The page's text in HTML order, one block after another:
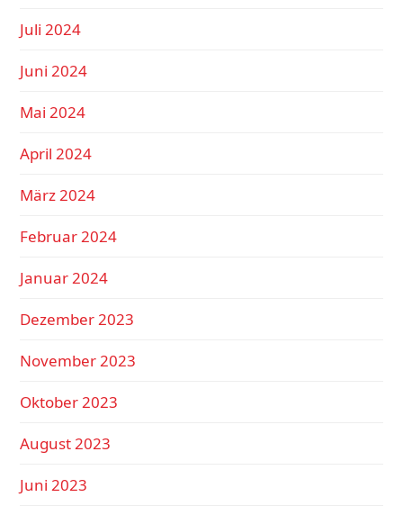
Juli 2024
Juni 2024
Mai 2024
April 2024
März 2024
Februar 2024
Januar 2024
Dezember 2023
November 2023
Oktober 2023
August 2023
Juni 2023